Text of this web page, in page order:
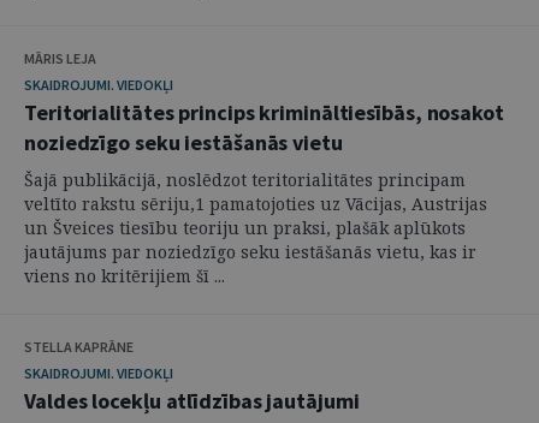
MĀRIS LEJA
SKAIDROJUMI. VIEDOKĻI
Teritorialitātes princips krimināltiesībās, nosakot
noziedzīgo seku iestāšanās vietu
Šajā publikācijā, noslēdzot teritorialitātes principam
veltīto rakstu sēriju,1 pamatojoties uz Vācijas, Austrijas
un Šveices tiesību teoriju un praksi, plašāk aplūkots
jautājums par noziedzīgo seku iestāšanās vietu, kas ir
viens no kritērijiem šī ...
STELLA KAPRĀNE
SKAIDROJUMI. VIEDOKĻI
Valdes locekļu atlīdzības jautājumi